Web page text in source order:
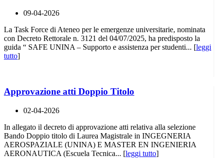
09-04-2026
La Task Force di Ateneo per le emergenze universitarie, nominata
con Decreto Rettorale n. 3121 del 04/07/2025, ha predisposto la
guida “ SAFE UNINA – Supporto e assistenza per studenti... [leggi
tutto]
Approvazione atti Doppio Titolo
02-04-2026
In allegato il decreto di approvazione atti relativa alla selezione
Bando Doppio titolo di Laurea Magistrale in INGEGNERIA
AEROSPAZIALE (UNINA) E MASTER EN INGENIERIA
AERONAUTICA (Escuela Tecnica... [leggi tutto]